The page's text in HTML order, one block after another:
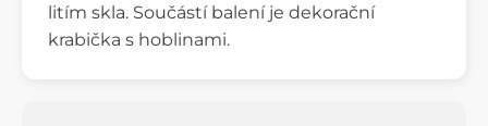
litím skla. Součástí balení je dekorační
krabička s hoblinami.